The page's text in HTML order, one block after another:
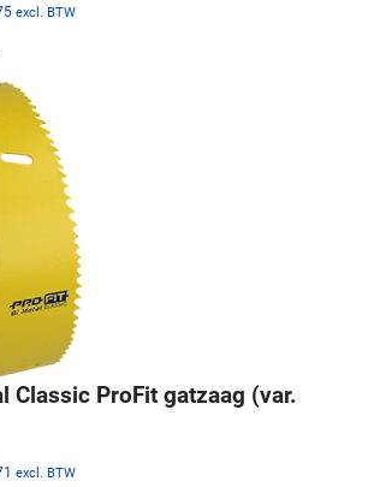
excl. BTW
Classic ProFit gatzaag (var.
excl. BTW